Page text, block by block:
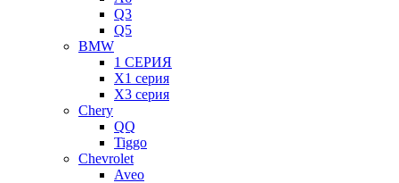
Q3
Q5
BMW
1 СЕРИЯ
X1 серия
X3 серия
Chery
QQ
Tiggo
Chevrolet
Aveo